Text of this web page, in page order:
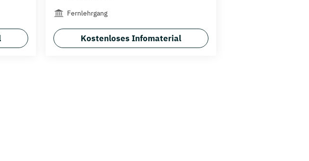
Fernlehrgang
Kostenloses Infomaterial